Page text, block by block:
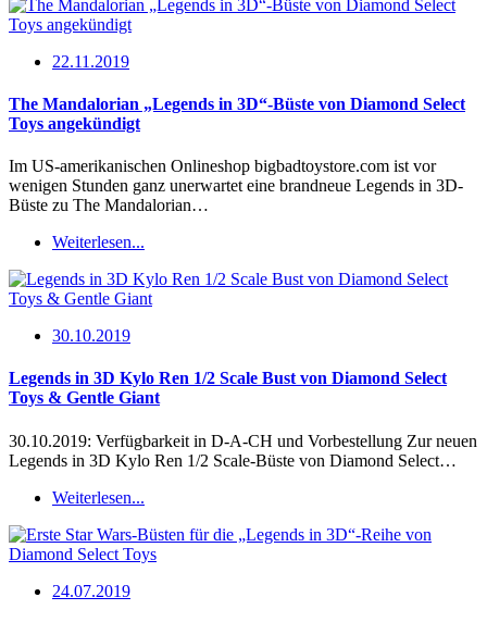
22.11.2019
The Mandalorian „Legends in 3D“-Büste von Diamond Select
Toys angekündigt
Im US-amerikanischen Onlineshop bigbadtoystore.com ist vor
wenigen Stunden ganz unerwartet eine brandneue Legends in 3D-
Büste zu The Mandalorian…
Weiterlesen...
30.10.2019
Legends in 3D Kylo Ren 1/2 Scale Bust von Diamond Select
Toys & Gentle Giant
30.10.2019: Verfügbarkeit in D-A-CH und Vorbestellung Zur neuen
Legends in 3D Kylo Ren 1/2 Scale-Büste von Diamond Select…
Weiterlesen...
24.07.2019